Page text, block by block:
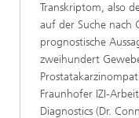
Transkriptom, also
auf der Suche nach
prognostische
zweihundert
Fraunhofer IZI-
Diagnostics (Dr.